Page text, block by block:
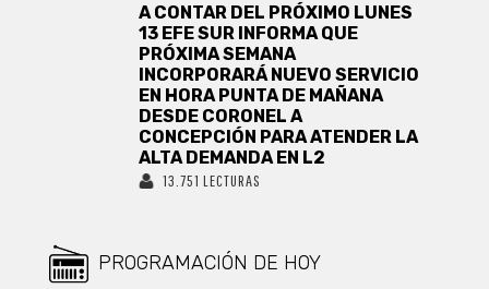
A CONTAR DEL PRÓXIMO LUNES
13 EFE SUR INFORMA QUE
PRÓXIMA SEMANA
INCORPORARÁ NUEVO SERVICIO
EN HORA PUNTA DE MAÑANA
DESDE CORONEL A
CONCEPCIÓN PARA ATENDER LA
ALTA DEMANDA EN L2
13.751 LECTURAS
PROGRAMACIÓN DE HOY